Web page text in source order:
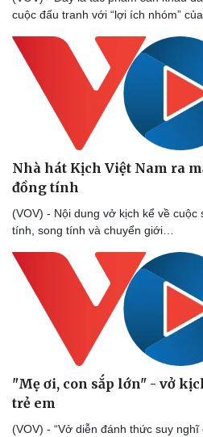
cuộc đấu tranh với “lợi ích nhóm”
Nhà hát Kịch Việt Nam ra
đồng tính
(VOV) - Nội dung vở kịch kể về
tính, song tính và chuyển giới…
"Mẹ ơi, con sắp lớn" - vở
trẻ em
(VOV) - “Vở diễn đánh thức suy